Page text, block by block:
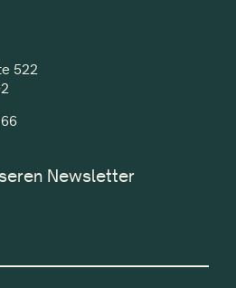
522
Newsletter